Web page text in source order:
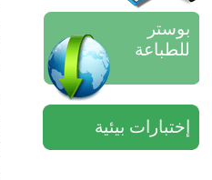
بوستر
للطباعة
إختبارات بيئية